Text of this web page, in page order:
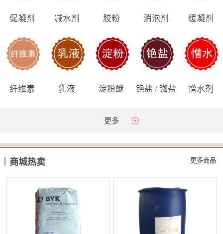
促凝剂 减水剂 胶粉 消泡剂 缓凝剂
纤维素 乳液 淀粉醚 铯盐 / 铷盐 憎水剂
更多
商城热卖 更多商品